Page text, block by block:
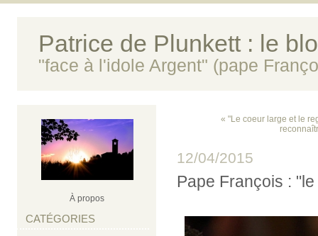
Patrice de Plunkett : le
"face à l'idole Argent" (pape
À propos
CATÉGORIES
« "Le coeur large et le
12/04/2015
Pape François :